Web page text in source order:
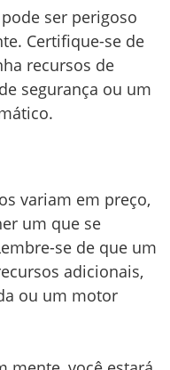
ser perigoso
Certifique-se de
recursos de
segurança ou um
variam em preço,
um que se
se de que um
adicionais,
ou um motor